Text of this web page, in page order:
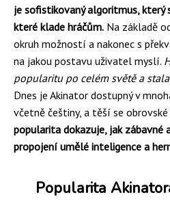
je sofistikovaný algoritmus, který
které klade hráčům. Na základě
okruh možností a nakonec s
na jakou postavu uživatel myslí.
popularitu po celém světě a
Dnes je Akinator dostupný v
včetně češtiny, a těší se
popularita dokazuje, jak zábavné
propojení umělé inteligence a
Popularita